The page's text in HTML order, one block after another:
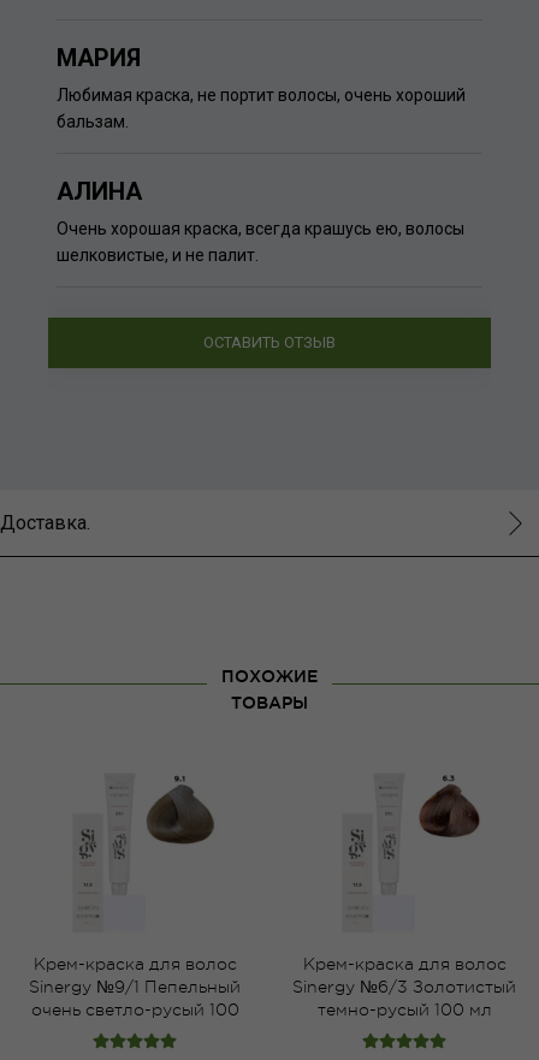
МАРИЯ
Любимая краска, не портит волосы, очень хороший
бальзам.
АЛИНА
Очень хорошая краска, всегда крашусь ею, волосы
шелковистые, и не палит.
ОСТАВИТЬ ОТЗЫВ
Доставка.
ПОХОЖИЕ
ТОВАРЫ
Крем-краска для волос
Sinergy №9/1 Пепельный
очень светло-русый 100
мл
Крем-краска для волос
Sinergy №6/3 Золотистый
темно-русый 100 мл